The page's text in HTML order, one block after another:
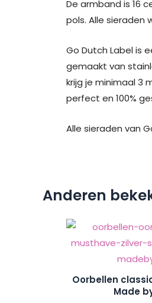
De armband is 16
pols. Alle sieraden
Go Dutch Label is
gemaakt van
krijg je minimaal 3
perfect en 100%
Alle sieraden van
Anderen
Oorbellen
Made